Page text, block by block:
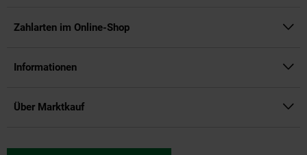
Zahlarten im Online-Shop
Informationen
Über Marktkauf